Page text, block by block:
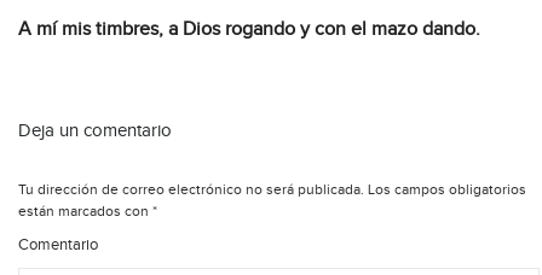
A mí mis timbres, a Dios rogando y con el mazo dando.
Deja un comentario
Tu dirección de correo electrónico no será publicada. Los campos obligatorios
están marcados con *
Comentario